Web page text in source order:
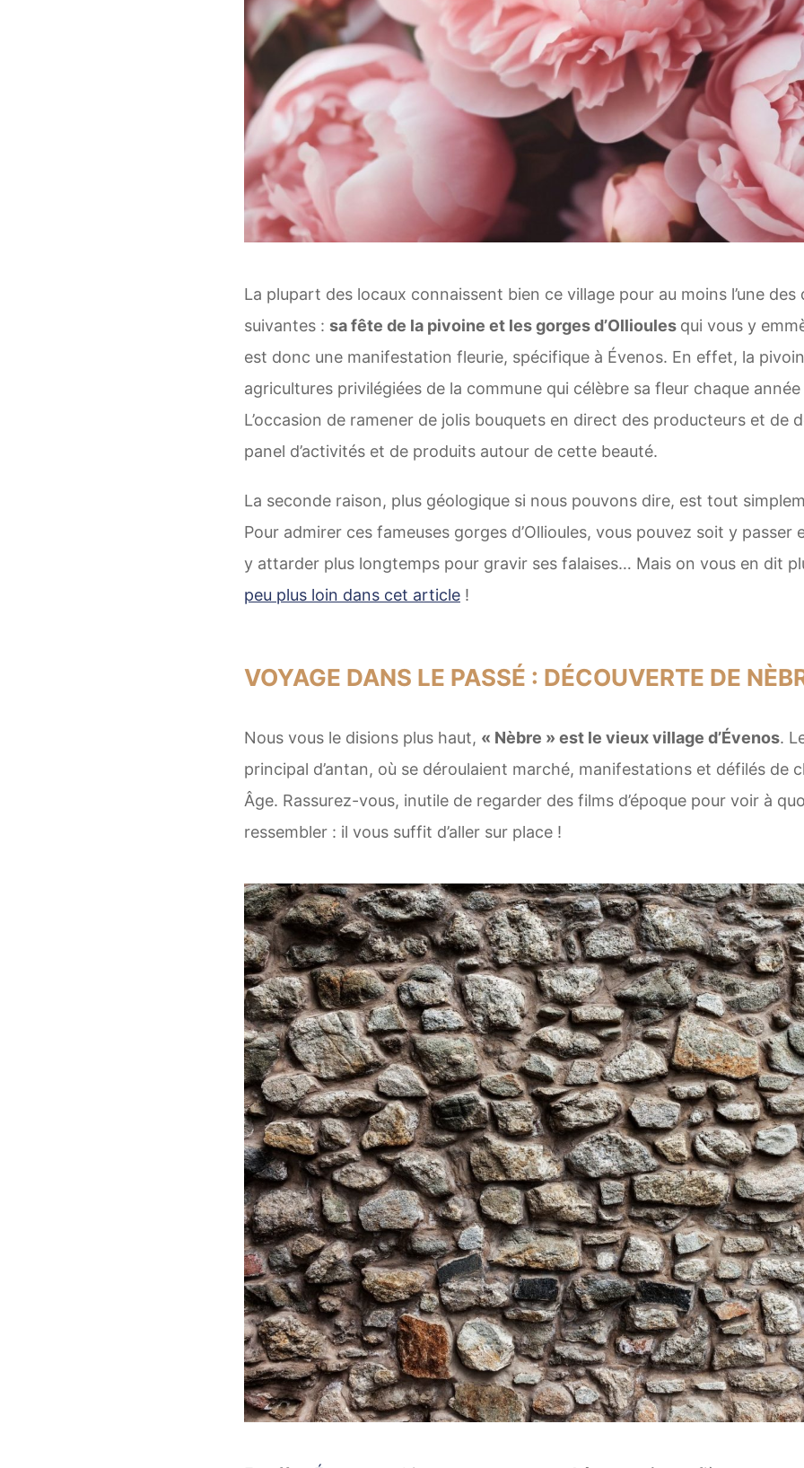
La plupart des locaux connaissent bien ce village pour au moins l’une des
suivantes : sa fête de la pivoine et les gorges d’Ollioules qui vous y
est donc une manifestation fleurie, spécifique à Évenos. En effet, la
agricultures privilégiées de la commune qui célèbre sa fleur chaque
L’occasion de ramener de jolis bouquets en direct des producteurs et de
panel d’activités et de produits autour de cette beauté.
La seconde raison, plus géologique si nous pouvons dire, est tout
Pour admirer ces fameuses gorges d’Ollioules, vous pouvez soit y passer
y attarder plus longtemps pour gravir ses falaises… Mais on vous en dit
peu plus loin dans cet article !
VOYAGE DANS LE PASSÉ : DÉCOUVERTE DE
Nous vous le disions plus haut, « Nèbre » est le vieux village d’Évenos.
principal d’antan, où se déroulaient marché, manifestations et défilés de
Âge. Rassurez-vous, inutile de regarder des films d’époque pour voir à
ressembler : il vous suffit d’aller sur place !